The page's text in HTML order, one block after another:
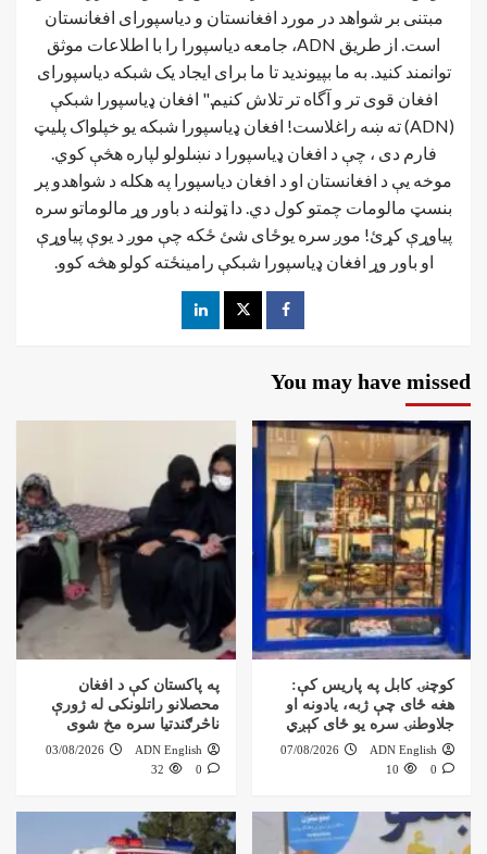
مبتنی بر شواهد در مورد افغانستان و دیاسپورای افغانستان
است. از طریق ADN، جامعه دیاسپورا را با اطلاعات موثق
توانمند کنید. به ما بپیوندید تا ما برای ایجاد یک شبکه دیاسپورای
افغان قوی تر و آگاه تر تلاش کنیم." افغان ډیاسپورا شبکې
(ADN) ته ښه راغلاست! افغان ډياسپورا شبکه یو خپلواک پلیټ
فارم دی ، چې د افغان ډیاسپورا د نښلولو لپاره هڅې کوي.
موخه يې د افغانستان او د افغان دیاسپورا په هکله د شواهدو پر
بنسټ مالومات چمتو کول دي. دا ټولنه د باور وړ مالوماتو سره
پیاوړې کړئ! موږ سره یوځای شئ ځکه چې موږ د یوې پیاوړې
او باور وړ افغان ډیاسپورا شبکې رامینځته کولو هڅه کوو.
You may have missed
کوچنۍ کابل په پاریس کې:
هغه ځای چې ژبه، یادونه او
جلاوطنۍ سره یو ځای کېږي
ADN English
07/08/2026
0
10
په پاکستان کې د افغان
محصلانو راتلونکی له ژورې
ناڅرګندتیا سره مخ شوی
ADN English
03/08/2026
0
32